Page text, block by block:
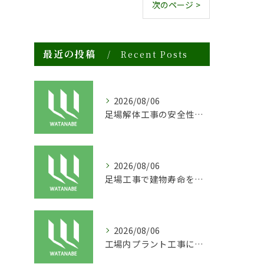
次のページ >
最近の投稿 Recent Posts
2026/08/06
足場解体工事の安全性と効率化のポイント
2026/08/06
足場工事で建物寿命を守る外装塗装の重要性
2026/08/06
工場内プラント工事に適した足場の安全対策と実践例